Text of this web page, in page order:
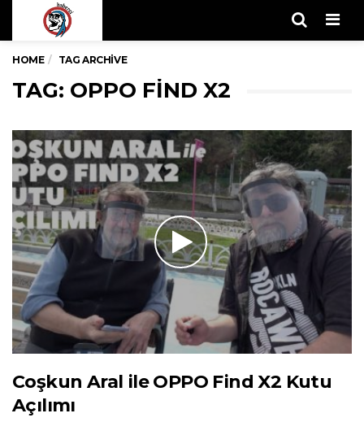
HOME TAG ARCHIVE
TAG: OPPO FIND X2
Coşkun Aral ile OPPO Find X2 Kutu
Açılımı